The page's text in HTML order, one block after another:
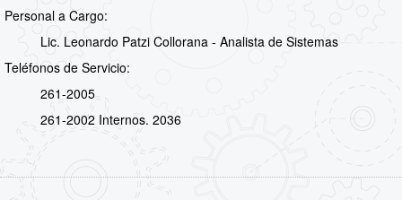
Personal a Cargo:
Lic. Leonardo Patzi Collorana - Analista de Sistemas
Teléfonos de Servicio:
261-2005
261-2002 Internos. 2036